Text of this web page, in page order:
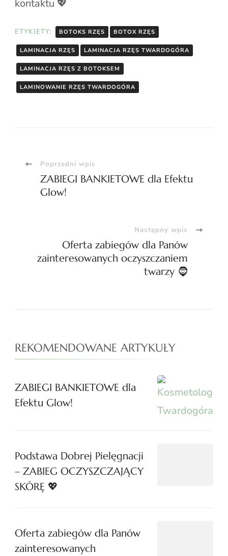
kontaktu 💖
ETYKIETY: BOTOKS RZĘS BOTOX RZĘS
LAMINACJA RZĘS LAMINACJA RZĘS TWARDOGÓRA
LAMINACJA RZĘS Z BOTOKSEM
LAMINOWANIE RZĘS TWARDOGÓRA
Nawigacja
wpisu
Poprzedni wpis
ZABIEGI BANKIETOWE dla Efektu
Glow!
Następny wpis
Oferta zabiegów dla Panów
zainteresowanych oczyszczaniem
twarzy 🧔
REKOMENDOWANE ARTYKUŁY
ZABIEGI BANKIETOWE dla
Efektu Glow!
Podstawa Dobrej Pielęgnacji
– ZABIEG OCZYSZCZAJĄCY
SKÓRĘ 💖
Oferta zabiegów dla Panów
zainteresowanych